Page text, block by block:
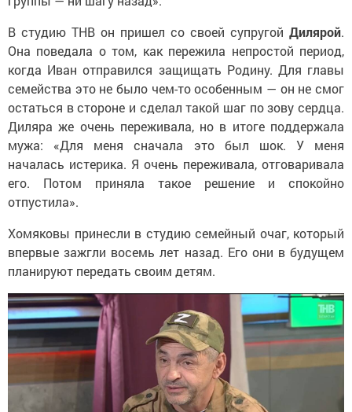
В студию ТНВ он пришел со своей супругой Дилярой.
Она поведала о том, как пережила непростой период,
когда Иван отправился защищать Родину. Для главы
семейства это не было чем-то особенным — он не смог
остаться в стороне и сделал такой шаг по зову сердца.
Диляра же очень переживала, но в итоге поддержала
мужа: «Для меня сначала это был шок. У меня
началась истерика. Я очень переживала, отговаривала
его. Потом приняла такое решение и спокойно
отпустила».
Хомяковы принесли в студию семейный очаг, который
впервые зажгли восемь лет назад. Его они в будущем
планируют передать своим детям.